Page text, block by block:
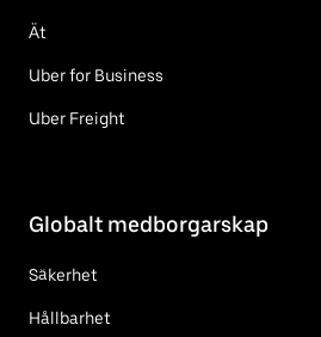
Ät
Uber for Business
Uber Freight
Globalt medborgarskap
Säkerhet
Hållbarhet